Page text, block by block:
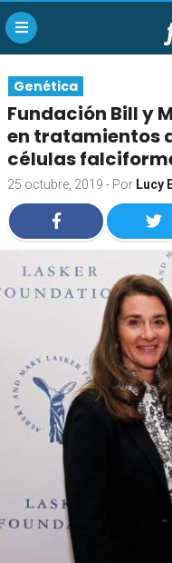
Genética
Fundación Bill y
en tratamientos
células
25 octubre, 2019 - Por Lucy